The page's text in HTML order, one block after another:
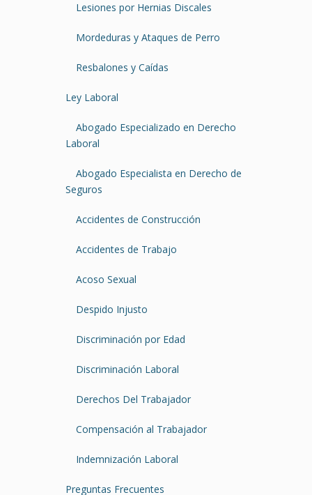
Lesiones por Hernias Discales
Mordeduras y Ataques de Perro
Resbalones y Caídas
Ley Laboral
Abogado Especializado en Derecho
Laboral
Abogado Especialista en Derecho de
Seguros
Accidentes de Construcción
Accidentes de Trabajo
Acoso Sexual
Despido Injusto
Discriminación por Edad
Discriminación Laboral
Derechos Del Trabajador
Compensación al Trabajador
Indemnización Laboral
Preguntas Frecuentes